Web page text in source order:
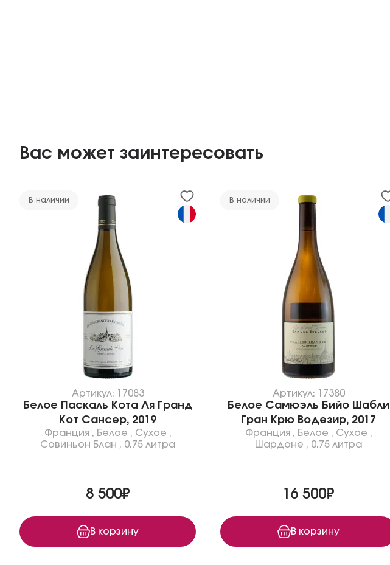
Вас может заинтересовать
В наличии
Артикул: 17083
Белое Паскаль Кота Ля Гранд
Кот Сансер, 2019
Франция, Белое , Сухое ,
Совиньон Блан , 0.75 литра
8 500₽
В корзину
В наличии
Артикул: 17380
Белое Самюэль Бийо Шабли
Гран Крю Водезир, 2017
Франция, Белое , Сухое ,
Шардоне , 0.75 литра
16 500₽
В корзину